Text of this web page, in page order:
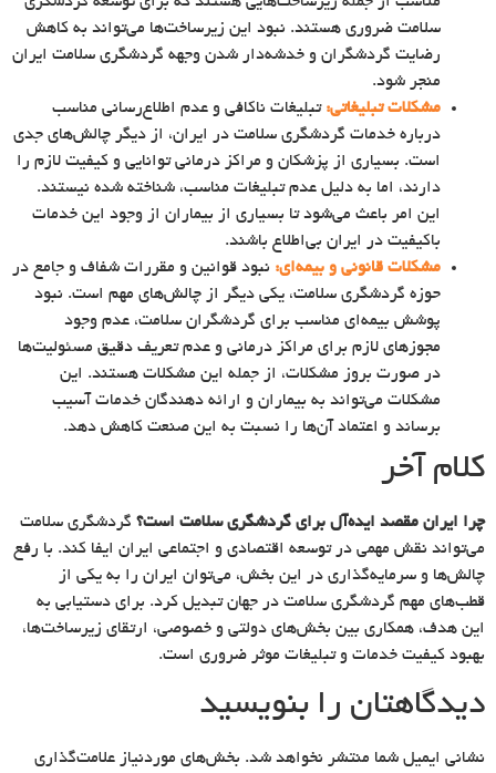
سلامت ضروری هستند. نبود این زیرساخت‌ها می‌تواند به کاهش
رضایت گردشگران و خدشه‌دار شدن وجهه گردشگری سلامت ایران
منجر شود.
مشکلات تبلیغاتی: تبلیغات ناکافی و عدم اطلاع‌رسانی مناسب
درباره خدمات گردشگری سلامت در ایران، از دیگر چالش‌های جدی
است. بسیاری از پزشکان و مراکز درمانی توانایی و کیفیت لازم را
دارند، اما به دلیل عدم تبلیغات مناسب، شناخته شده نیستند.
این امر باعث می‌شود تا بسیاری از بیماران از وجود این خدمات
باکیفیت در ایران بی‌اطلاع باشند.
مشکلات قانونی و بیمه‌ای: نبود قوانین و مقررات شفاف و جامع در
حوزه گردشگری سلامت، یکی دیگر از چالش‌های مهم است. نبود
پوشش بیمه‌ای مناسب برای گردشگران سلامت، عدم وجود
مجوزهای لازم برای مراکز درمانی و عدم تعریف دقیق مسئولیت‌ها
در صورت بروز مشکلات، از جمله این مشکلات هستند. این
مشکلات می‌تواند به بیماران و ارائه دهندگان خدمات آسیب
برساند و اعتماد آن‌ها را نسبت به این صنعت کاهش دهد.
کلام آخر
چرا ایران مقصد ایده‌آل برای گردشگری سلامت است؟ گردشگری سلامت
می‌تواند نقش مهمی در توسعه اقتصادی و اجتماعی ایران ایفا کند. با رفع
چالش‌ها و سرمایه‌گذاری در این بخش، می‌توان ایران را به یکی از
قطب‌های مهم گردشگری سلامت در جهان تبدیل کرد. برای دستیابی به
این هدف، همکاری بین بخش‌های دولتی و خصوصی، ارتقای زیرساخت‌ها،
بهبود کیفیت خدمات و تبلیغات موثر ضروری است.
دیدگاهتان را بنویسید
نشانی ایمیل شما منتشر نخواهد شد. بخش‌های موردنیاز علامت‌گذاری